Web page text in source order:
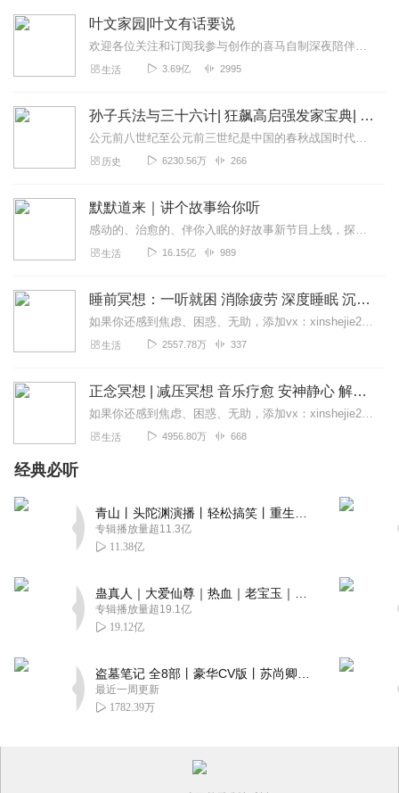
叶文家园|叶文有话要说
欢迎各位关注和订阅我参与创作的喜马自制深夜陪伴谈话栏目《听你说·百态人声》【听你说·百态人声】每晚直播连线真实人间故事|叶文现场互动中|人间冷暖，抱团取暖每周...
生活 3.69亿 2995
孙子兵法与三十六计| 狂飙高启强发家宝典| 读懂政治、军事与各阶层人物彼此间的谋略智慧与博弈
公元前八世纪至公元前三世纪是中国的春秋战国时代，这是一个战争伴随着变革，动荡伴随着创新的时代，在这个强者生、弱者亡，智者兴、愚者衰的时代里，我们的祖先用他们的智...
历史 6230.56万 266
默默道来｜讲个故事给你听
感动的、治愈的、伴你入眠的好故事新节目上线，探索现实世界的无尽魅力，追求对生活的真实记录《听见人间真相》（点击名称，直达专辑）网易人间故事集持续更新中，邀您关注...
生活 16.15亿 989
睡前冥想：一听就困 消除疲劳 深度睡眠 沉浸体验
如果你还感到焦虑、困惑、无助，添加vx：xinshejie2018、vx公众号：宣萱心伴，与主播宣萱开启心灵交流之旅，共建温暖的精神家园！如果你喜欢我的内容，请...
生活 2557.78万 337
正念冥想 | 减压冥想 音乐疗愈 安神静心 解郁降噪
如果你还感到焦虑、困惑、无助，添加vx：xinshejie2018、vx公众号：宣萱心伴，与主播宣萱开启心灵交流之旅，共建温暖的精神家园！如果你喜欢我的内容，请...
生活 4956.80万 668
经典必听
专辑播放量超11.3亿
11.38亿
专辑播放量超19.1亿
19.12亿
最近一周更新
1782.39万